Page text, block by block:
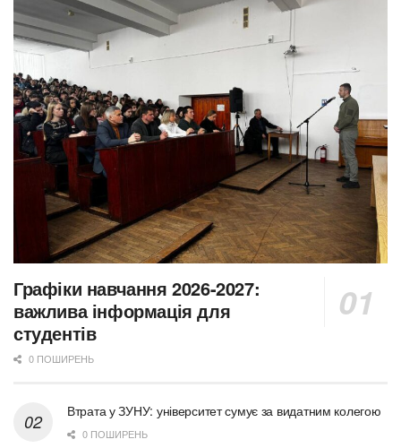
Графіки навчання 2026-2027:
важлива інформація для
студентів
0 ПОШИРЕНЬ
Втрата у ЗУНУ: університет сумує за видатним колегою
0 ПОШИРЕНЬ